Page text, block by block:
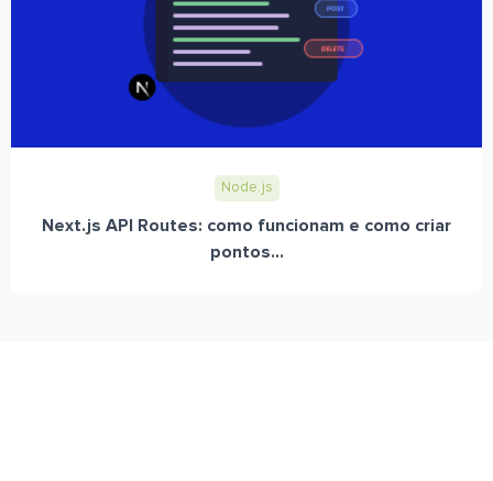
Node.js
Next.js API Routes: como funcionam e como criar
pontos...